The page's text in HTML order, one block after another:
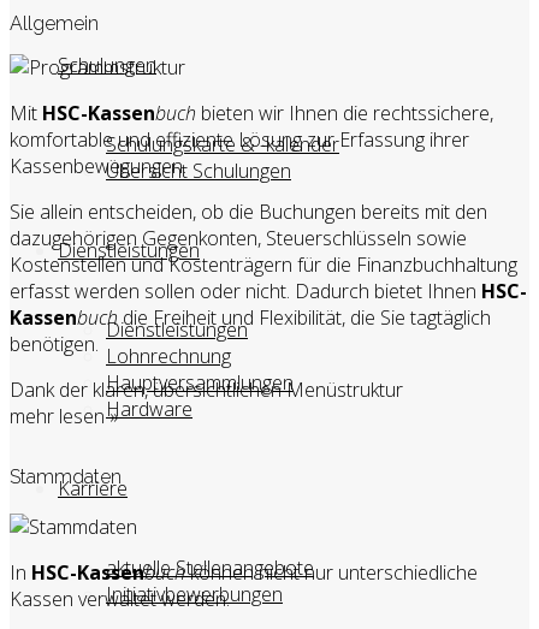
Schulungen
Schulungskarte & -kalender
Übersicht Schulungen
Dienstleistungen
Dienstleistungen
Lohnrechnung
Hauptversammlungen
Hardware
Karriere
aktuelle Stellenangebote
Initiativbewerbungen
Allgemein
Mit HSC-Kassenbuch bieten wir Ihnen die rechtssichere,
komfortable und effiziente Lösung zur Erfassung ihrer
Kassenbewegungen.
Sie allein entscheiden, ob die Buchungen bereits mit den
dazugehörigen Gegenkonten, Steuerschlüsseln sowie
Kostenstellen und Kostenträgern für die Finanzbuchhaltung
erfasst werden sollen oder nicht. Dadurch bietet Ihnen HSC-
Kassenbuchdie Freiheit und Flexibilität, die Sie tagtäglich
benötigen.
Dank der klaren, übersichtlichen Menüstruktur
mehr lesen »
Stammdaten
In HSC-Kassenbuchkönnen nicht nur unterschiedliche
Kassen verwaltet werden.